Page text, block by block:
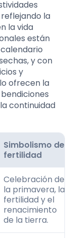
la
la vida
están
y con
y
ofrecen la
continuidad
Simbolismo de
fertilidad
Celebración de
la primavera, la
fertilidad y el
renacimiento
de la tierra.